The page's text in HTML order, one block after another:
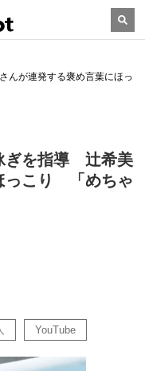
んが連発する褒め言葉にほっ
ぎを指導 辻希美
っこり 「めちゃ
YouTube